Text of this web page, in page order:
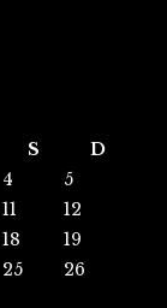
S
D
4
5
11
12
18
19
25
26